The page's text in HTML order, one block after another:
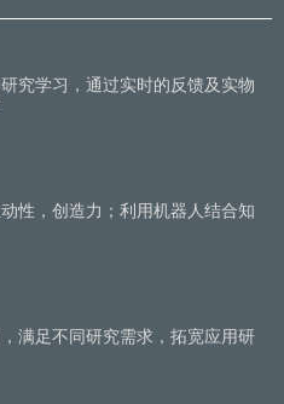
究学习，通过实时的反馈及实物
性，创造力；利用机器人结合知
满足不同研究需求，拓宽应用研